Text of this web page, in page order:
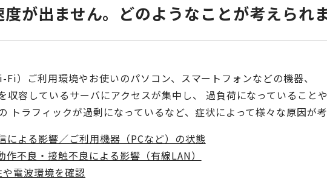
が出ません。どのようなことが考えられ
）ご利用環境やお使いのパソコン、スマートフォンなどの機器、
収容しているサーバにアクセスが集中し、 過負荷になっていることや
トラフィックが過剰になっているなど、症状によって様々な原因が考
よる影響／ご利用機器（PCなど）の状態
不良・接触不良による影響（有線LAN）
電波環境を確認